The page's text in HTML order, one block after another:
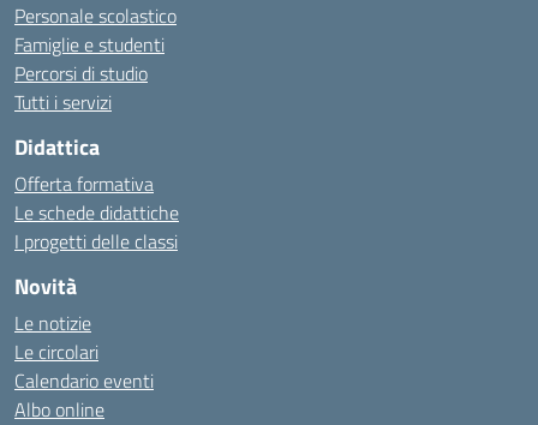
Personale scolastico
Famiglie e studenti
Percorsi di studio
Tutti i servizi
Didattica
Offerta formativa
Le schede didattiche
I progetti delle classi
Novità
Le notizie
Le circolari
Calendario eventi
Albo online